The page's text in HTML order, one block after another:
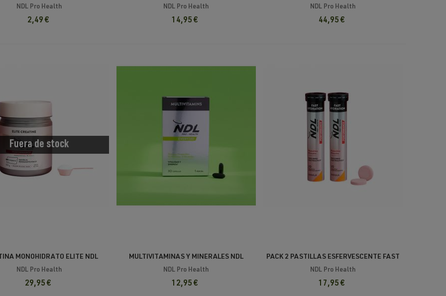
MONODOSIS 30G
NDL Pro Health
2,49 €
B6 NDL
NDL Pro Health
14,95 €
NDL Pro Health
44,95 €
Fuera de stock
MONOHIDRATO ELITE NDL
NDL Pro Health
29,95 €
MULTIVITAMINAS Y MINERALES NDL
NDL Pro Health
12,95 €
PACK 2 PASTILLAS ESFERVESCENTE FAST
HYDRATION NDL
NDL Pro Health
17,95 €